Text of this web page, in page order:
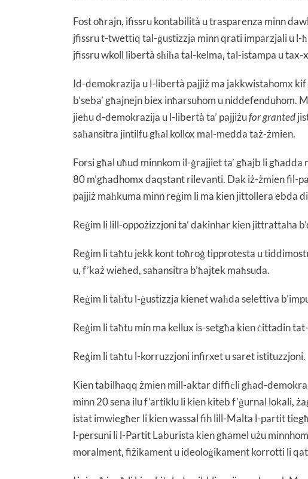
Fost oħrajn, ifissru kontabilità u trasparenza minn
jfissru t-twettiq tal-ġustizzja minn qrati imparzjali u l-
jfissru wkoll libertà sħiħa tal-kelma, tal-istampa u tax-
Id-demokrazija u l-libertà pajjiż ma jakkwistahomx
b’seba’ għajnejn biex inħarsuhom u
jieħu d-demokrazija u l-libertà ta’ pajjiżufor granted
saħansitra jintilfu għal kollox mal-medda taż-żmien.
Forsi għal uħud minnkom il-ġrajjiet ta’ għajb li
80 m’għadhomx daqstant rilevanti. Dak iż-żmien fil-
pajjiż maħkuma minn reġim li ma kien jittollera ebda
Reġim li lill-oppożizzjoni ta’ dakinhar kien jittrattaha
Reġim li taħtu jekk kont toħroġ tipprotesta u
u, f’każ wieħed, saħansitra b’ħajtek maħsuda.
Reġim li taħtu l-ġustizzja kienet waħda selettiva
Reġim li taħtu min ma kellux is-setgħa kien ċittadin
Reġim li taħtu l-korruzzjoni infirxet u saret istituzzjoni.
Kien tabilhaqq żmien mill-aktar diffiċli għad-
minn 20 sena ilu f’artiklu li kien kiteb f’ġurnal lokali,
istat imwiegħer li kien wassal fih lill-Malta l-partit
l-persuni li l-Partit Laburista kien għamel użu
moralment, fiżikament u ideoloġikament korrotti li